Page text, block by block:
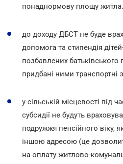
понаднормову площу житла.
до доходу ДБСТ не буде
допомога та стипендія дітей-
позбавлених батьківського
придбані ними транспортні
у сільській місцевості під
субсидії не будуть
подружжя пенсійного віку,
іншою адресою (це
на оплату житлово-